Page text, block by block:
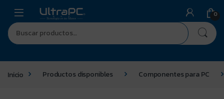
0
Inicio Productos disponibles Componentes para PC